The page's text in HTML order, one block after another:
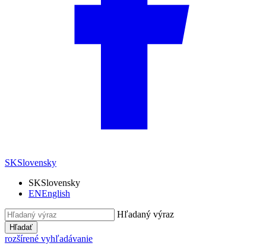
SKSlovensky
SKSlovensky
ENEnglish
Hľadaný výraz
Hľadať
rozšírené vyhľadávanie